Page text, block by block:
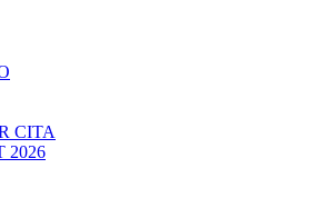
CITA
2026